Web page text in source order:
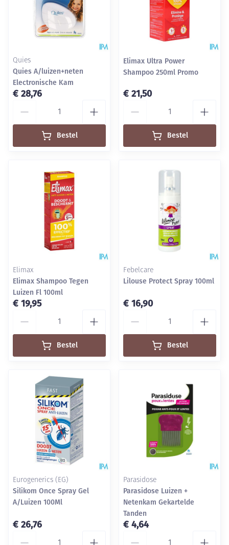
Quies
Quies A/luizen+neten
Electronische Kam
€ 28,76
Bestel
Elimax Ultra Power
Shampoo 250ml Promo
€ 21,50
Bestel
Elimax
Elimax Shampoo Tegen
Luizen Fl 100ml
€ 19,95
Bestel
Febelcare
Lilouse Protect Spray 100ml
€ 16,90
Bestel
Eurogenerics (EG)
Silikom Once Spray Gel
A/Luizen 100Ml
€ 26,76
Parasidose
Parasidose Luizen +
Netenkam Gekartelde
Tanden
€ 4,64